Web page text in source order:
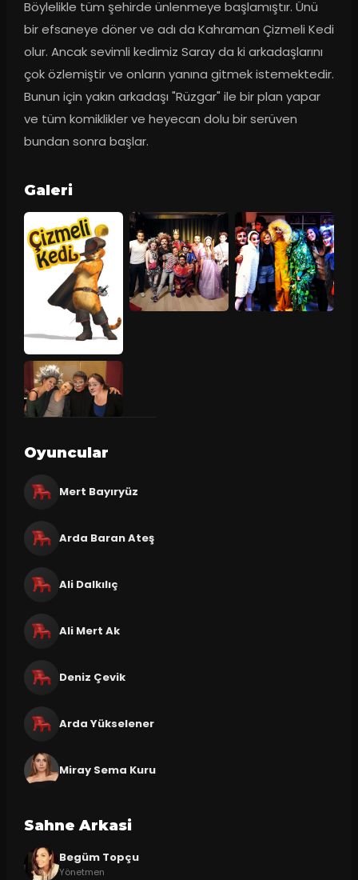
Böylelikle tüm şehirde ünlenmeye başlamıştır. Ünü
bir efsaneye döner ve adı da Kahraman Çizmeli Kedi
olur. Ancak sevimli kedimiz Saray da ki arkadaşlarını
çok özlemiştir ve onların yanına gitmek istemektedir.
Bunun için yakın arkadaşı "Rüzgar" ile bir plan yapar
ve tüm komiklikler ve heyecan dolu bir serüven
bundan sonra başlar.
Galeri
Oyuncular
Mert Bayıryüz
Arda Baran Ateş
Ali Dalkılıç
Ali Mert Ak
Deniz Çevik
Arda Yükselener
Miray Sema Kuru
Sahne Arkasi
Begüm Topçu
Yönetmen